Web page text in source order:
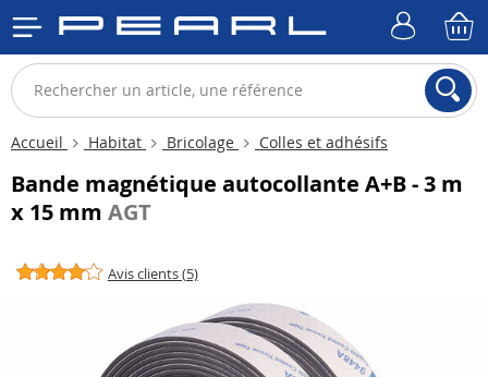
Accueil Habitat Bricolage Colles et adhésifs
Bande magnétique autocollante A+B - 3 m
x 15 mm AGT
Avis clients (5)